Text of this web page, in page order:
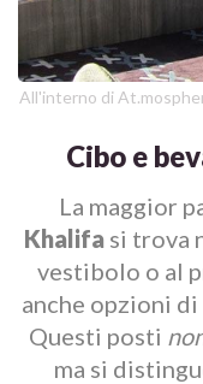
All'interno di
Cibo e
La maggior
Khalifasi trova
vestibolo o al
anche opzioni
Questi posti
ma si